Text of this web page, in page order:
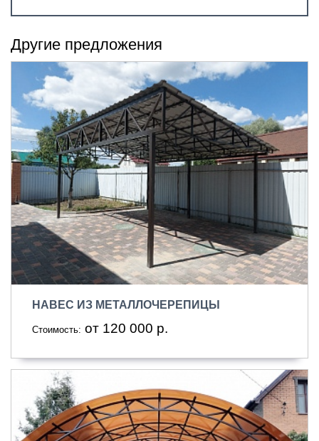
Другие предложения
НАВЕС ИЗ МЕТАЛЛОЧЕРЕПИЦЫ
Стоимость: от 120 000 р.